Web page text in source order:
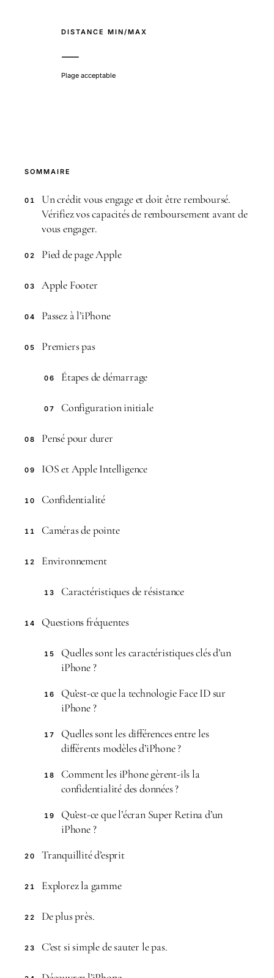
DISTANCE MIN/MAX
—
Plage acceptable
SOMMAIRE
01
Un crédit vous engage et doit être remboursé.
Vérifiez vos capacités de remboursement avant de
vous engager.
02 Pied de page Apple
03 Apple Footer
04 Passez à l’iPhone
05 Premiers pas
06 Étapes de démarrage
07 Configuration initiale
08 Pensé pour durer
09 IOS et Apple Intelligence
10 Confidentialité
11 Caméras de pointe
12 Environ­nement
13 Caractéristiques de résistance
14 Questions fréquentes
15
Quelles sont les caractéristiques clés d’un
iPhone ?
16
Qu’est-ce que la technologie Face ID sur
iPhone ?
17
Quelles sont les différences entre les
différents modèles d’iPhone ?
18
Comment les iPhone gèrent-ils la
confidentialité des données ?
19
Qu’est-ce que l’écran Super Retina d’un
iPhone ?
20 Tranquillité d’esprit
21 Explorez la gamme
22 De plus près.
23 C’est si simple de sauter le pas.